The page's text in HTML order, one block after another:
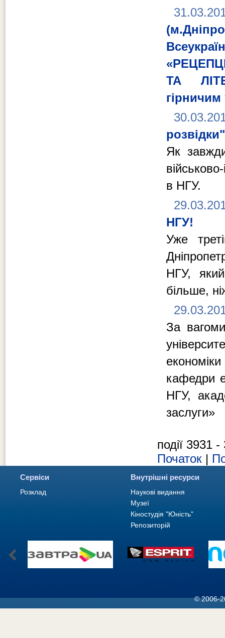
ТА
гірничим
розвідки"
Як
в НГУ.
НГУ!
Уже
НГУ,
більше,
За
кафедри
НГУ,
заслуги»
події 3931
Початок |
Сервіси
Розклад
Внутрішні ресурси
Наукові видання
Музеї
Кіностудія "Юність"
Репозиторій
© 2006-